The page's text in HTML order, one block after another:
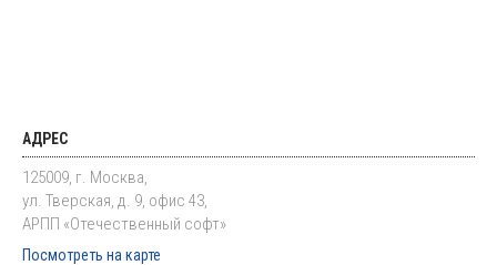
АДРЕС
125009, г. Москва,
ул. Тверская, д. 9, офис 43,
АРПП «Отечественный софт»
Посмотреть на карте